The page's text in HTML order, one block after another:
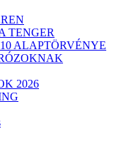
TENGER
ALAPTÖRVÉNYE
2026